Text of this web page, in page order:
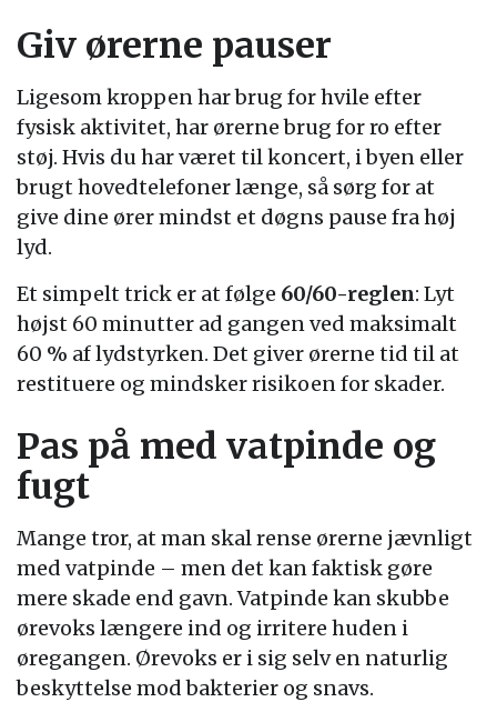
Giv ørerne pauser
Ligesom kroppen har brug for hvile efter
fysisk aktivitet, har ørerne brug for ro efter
støj. Hvis du har været til koncert, i byen eller
brugt hovedtelefoner længe, så sørg for at
give dine ører mindst et døgns pause fra høj
lyd.
Et simpelt trick er at følge 60/60-reglen: Lyt
højst 60 minutter ad gangen ved maksimalt
60 % af lydstyrken. Det giver ørerne tid til at
restituere og mindsker risikoen for skader.
Pas på med vatpinde og
fugt
Mange tror, at man skal rense ørerne jævnligt
med vatpinde – men det kan faktisk gøre
mere skade end gavn. Vatpinde kan skubbe
ørevoks længere ind og irritere huden i
øregangen. Ørevoks er i sig selv en naturlig
beskyttelse mod bakterier og snavs.